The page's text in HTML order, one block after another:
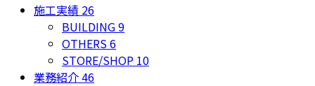
施工実績 26
BUILDING9
OTHERS6
STORE/SHOP 10
業務紹介46